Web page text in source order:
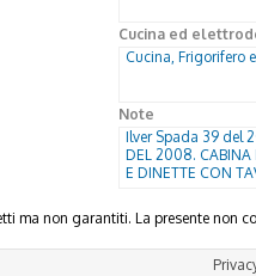
Cucina ed
Cucina, Frigorifero
Note
Ilver Spada 39 del
DEL 2008. CABINA
E DINETTE CON
ma non garantiti. La presente non